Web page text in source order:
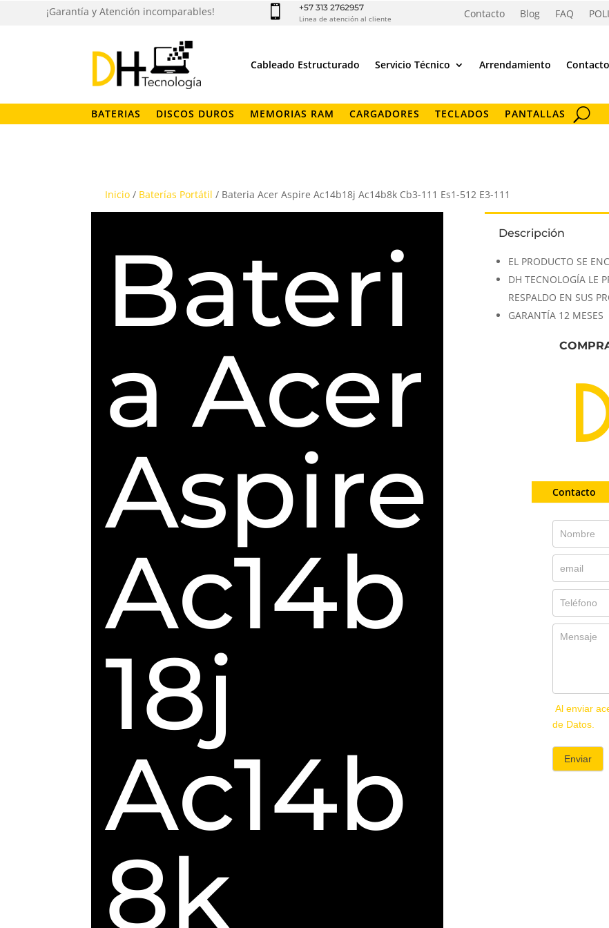
¡Garantía y Atención incomparables!  +57 313 2762957
Linea de atención al cliente Contacto Blog FAQ
Cableado Estructurado Servicio Técnico Arrendamiento Contacto
BATERIAS DISCOS DUROS MEMORIAS RAM CARGADORES TECLADOS PANTALLAS
Inicio / Baterías Portátil / Bateria Acer Aspire Ac14b18j Ac14b8k Cb3-111 Es1-512 E3-111
Bateri
a Acer
Aspire
Ac14b
18j
Ac14b
8k
Descripción
EL PRODUCTO SE
DH TECNOLOGÍA LE
RESPALDO EN SUS
GARANTÍA 12 MESES
Contacto
Al enviar
de Datos.
Enviar